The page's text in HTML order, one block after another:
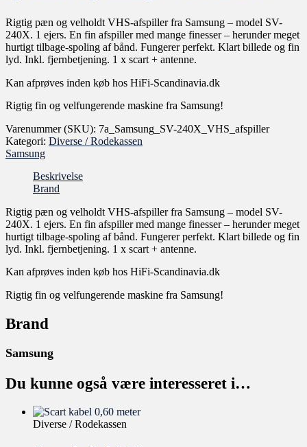
Rigtig pæn og velholdt VHS-afspiller fra Samsung – model SV-
240X. 1 ejers. En fin afspiller med mange finesser – herunder meget
hurtigt tilbage-spoling af bånd. Fungerer perfekt. Klart billede og fin
lyd. Inkl. fjernbetjening. 1 x scart + antenne.
Kan afprøves inden køb hos HiFi-Scandinavia.dk
Rigtig fin og velfungerende maskine fra Samsung!
Varenummer (SKU): 7a_Samsung_SV-240X_VHS_afspiller
Kategori: Diverse / Rodekassen
Samsung
Beskrivelse
Brand
Rigtig pæn og velholdt VHS-afspiller fra Samsung – model SV-
240X. 1 ejers. En fin afspiller med mange finesser – herunder meget
hurtigt tilbage-spoling af bånd. Fungerer perfekt. Klart billede og fin
lyd. Inkl. fjernbetjening. 1 x scart + antenne.
Kan afprøves inden køb hos HiFi-Scandinavia.dk
Rigtig fin og velfungerende maskine fra Samsung!
Brand
Samsung
Du kunne også være interesseret i…
Diverse / Rodekassen